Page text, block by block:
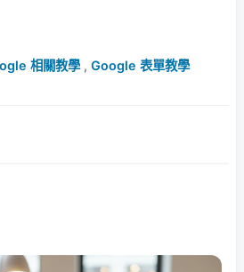
相關教學, Google 表單教學